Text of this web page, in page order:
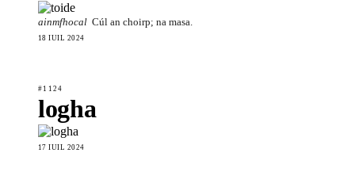
ainmfhocal Cúl an choirp; na masa.
18 IÚIL 2024
#1124
logha
17 IÚIL 2024